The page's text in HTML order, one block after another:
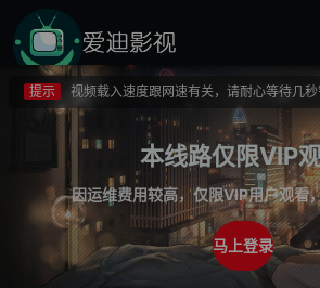
提示
提示
如果无法播放请重新刷新页面，或者切换线
提示
视频载入速度跟网速有关，请耐心等待几秒
不要轻易相信视频中的广告，谨防上当受骗!
本线路仅限VIP
因运维费用较高，仅限VIP用户观看
马上登录